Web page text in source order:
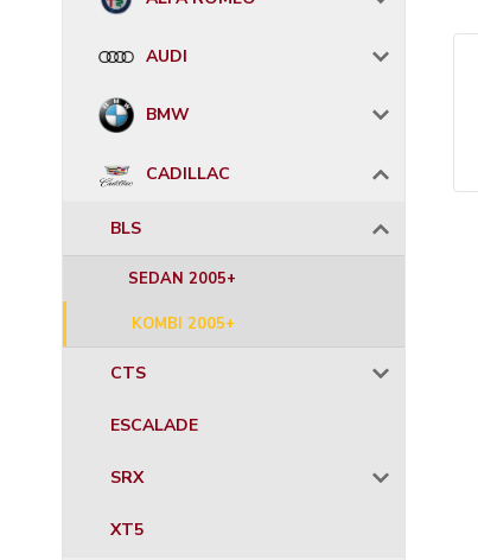
AUDI
BMW
CADILLAC
BLS
SEDAN 2005+
KOMBI 2005+
CTS
ESCALADE
SRX
XT5